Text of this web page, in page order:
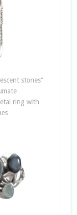
stones”
ring with